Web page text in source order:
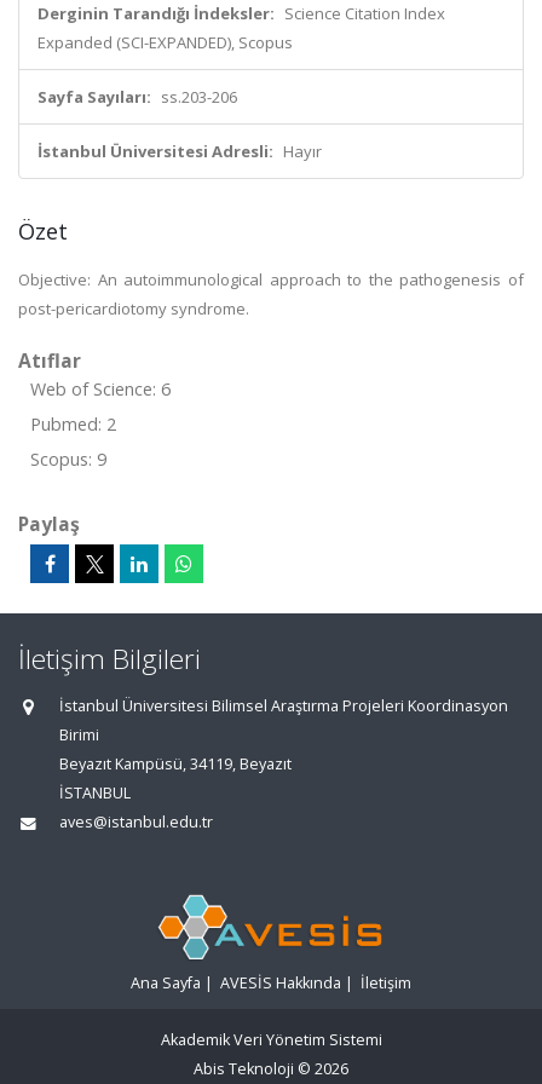
Derginin Tarandığı İndeksler: Science Citation Index
Expanded (SCI-EXPANDED), Scopus
Sayfa Sayıları: ss.203-206
İstanbul Üniversitesi Adresli: Hayır
Özet
Objective: An autoimmunological approach to the pathogenesis of
post-pericardiotomy syndrome.
Atıflar
Web of Science: 6
Pubmed: 2
Scopus: 9
Paylaş
İletişim Bilgileri
İstanbul Üniversitesi Bilimsel Araştırma Projeleri Koordinasyon
Birimi
Beyazıt Kampüsü, 34119, Beyazıt
İSTANBUL
aves@istanbul.edu.tr
Ana Sayfa | AVESİS Hakkında | İletişim
Akademik Veri Yönetim Sistemi
Abis Teknoloji © 2026